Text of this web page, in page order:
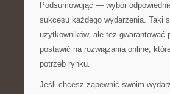
Podsumowując — wybór
sukcesu każdego wydarzenia. Taki
użytkowników, ale też gwarantować
postawić na rozwiązania online,
potrzeb rynku.
Jeśli chcesz zapewnić swoim